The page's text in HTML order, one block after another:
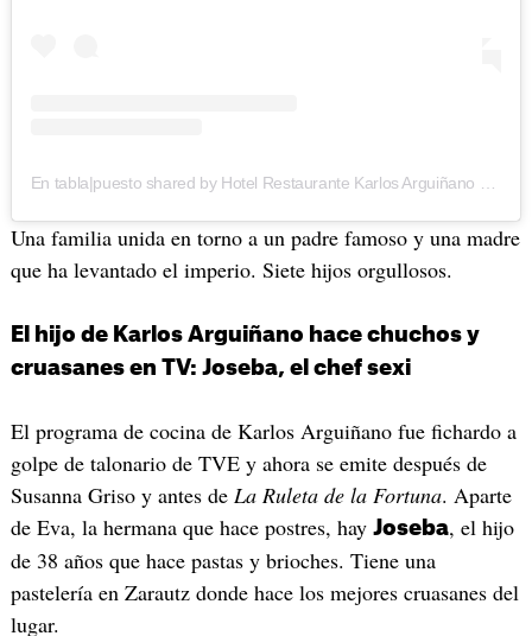
Una familia unida en torno a un padre famoso y una madre
que ha levantado el imperio. Siete hijos orgullosos.
El hijo de Karlos Arguiñano hace chuchos y
cruasanes en TV: Joseba, el chef sexi
El programa de cocina de Karlos Arguiñano fue fichardo a
golpe de talonario de TVE y ahora se emite después de
Susanna Griso y antes de La Ruleta de la Fortuna. Aparte
de Eva, la hermana que hace postres, hay Joseba, el hijo
de 38 años que hace pastas y brioches. Tiene una
pastelería en Zarautz donde hace los mejores cruasanes del
lugar.